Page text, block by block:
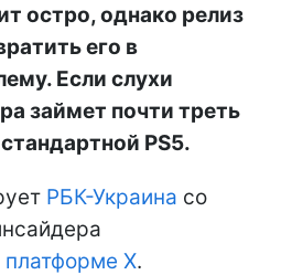
остро, однако релиз
его в
Если слухи
займет почти треть
PS5.
РБК-Украина со
платформе X.